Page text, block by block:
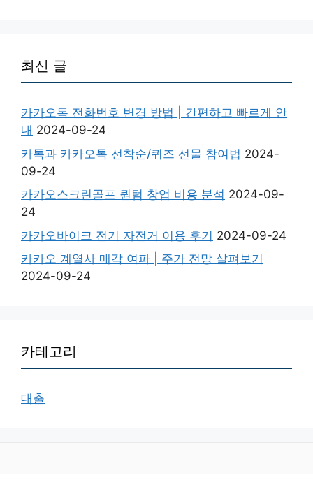
최신 글
카카오톡 전화번호 변경 방법 | 간편하고 빠르게 안
내 2024-09-24
카톡과 카카오톡 선착순/퀴즈 선물 참여법 2024-
09-24
카카오스크린골프 퀀텀 창업 비용 분석 2024-09-
24
카카오바이크 전기 자전거 이용 후기 2024-09-24
카카오 계열사 매각 여파 | 주가 전망 살펴보기
2024-09-24
카테고리
대출